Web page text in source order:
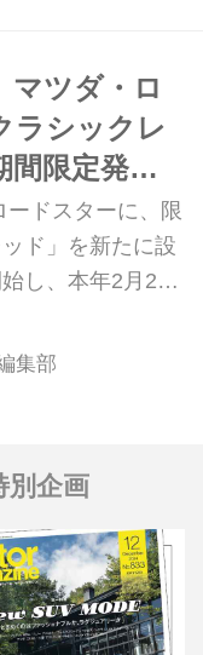
マツダ・ロ
ラシックレ
間限定発
日
ドスターに、限
ド」を新たに設
し、本年2月28
することを発表
ラシックレッ
円高（消費税込
集部
別企画